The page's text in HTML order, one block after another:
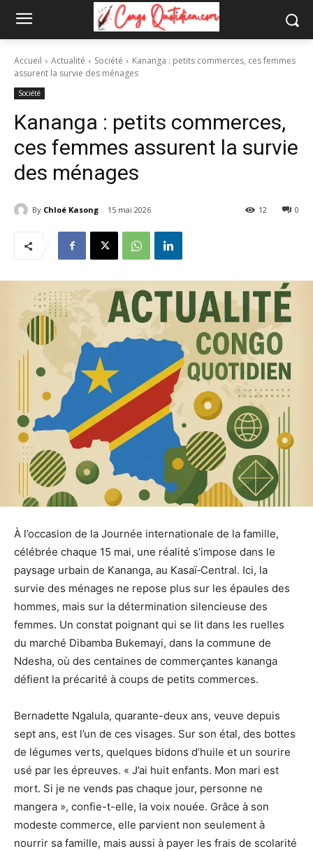
Accueil Actualité Société
Kananga : petits commerces, ces femmes
assurent la survie des ménages
Société
Kananga : petits commerces,
ces femmes assurent la survie
des ménages
By Chloé Kasong 15 mai 2026 0
12
À l’occasion de la Journée internationale de la famille,
célébrée chaque 15 mai, une réalité s’impose dans le
paysage urbain de Kananga, au Kasaï‑Central. Ici, la
survie des ménages ne repose plus sur les épaules des
hommes, mais sur la détermination silencieuse des
femmes. Un constat poignant qui se lit dans les ruelles
du marché Dibamba Bukemayi, dans la commune de
Ndesha, où des centaines de commerçantes kananga
défient la précarité à coups de petits commerces.
Bernadette Ngalula, quarante-deux ans, veuve depuis
sept ans, est l’un de ces visages. Sur son étal, des bottes
de légumes verts, quelques bidons d’huile et un sourire
usé par les épreuves. « J’ai huit enfants. Mon mari est
mort. Si je ne vends pas chaque jour, personne ne
mangera », confie-t-elle, la voix nouée. Grâce à son
modeste commerce, elle parvient non seulement à
nourrir sa famille, mais aussi à payer les frais de scolarité